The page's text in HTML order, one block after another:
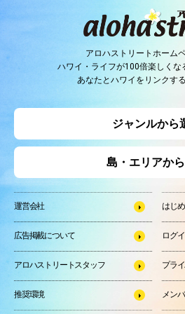
アロハストリートホーム
ハワイ・ライフが100倍楽しくな
あなたとハワイをリンクす
ジャンルから
島・エリアか
運営会社 はじ
広告掲載について ログ
アロハストリートスタッフ プラ
推奨環境 メン